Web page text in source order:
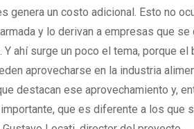
genera un costo adicional. Esto no
y lo derivan a empresas que
Y ahí surge un poco el tema, porque
aprovecharse en la industria
destacan ese aprovechamiento y,
que es diferente a los que